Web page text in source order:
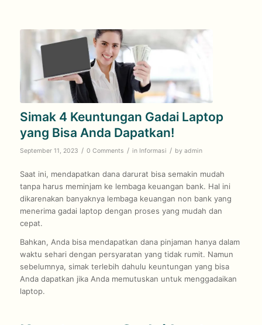
Simak 4 Keuntungan Gadai Laptop
yang Bisa Anda Dapatkan!
September 11, 2023 / 0 Comments / in Informasi / by admin
Saat ini, mendapatkan dana darurat bisa semakin mudah
tanpa harus meminjam ke lembaga keuangan bank. Hal ini
dikarenakan banyaknya lembaga keuangan non bank yang
menerima gadai laptop dengan proses yang mudah dan
cepat.
Bahkan, Anda bisa mendapatkan dana pinjaman hanya dalam
waktu sehari dengan persyaratan yang tidak rumit. Namun
sebelumnya, simak terlebih dahulu keuntungan yang bisa
Anda dapatkan jika Anda memutuskan untuk menggadaikan
laptop.